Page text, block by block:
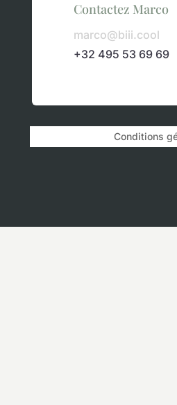
Contactez Marco
marco@biii.cool
+32 495 53 69 69
Conditions